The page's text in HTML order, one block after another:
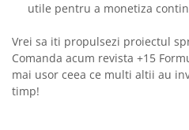
utile pentru a monetiza
Vrei sa iti propulsezi proiectul
Comanda acum revista +15
mai usor ceea ce multi altii au
timp!